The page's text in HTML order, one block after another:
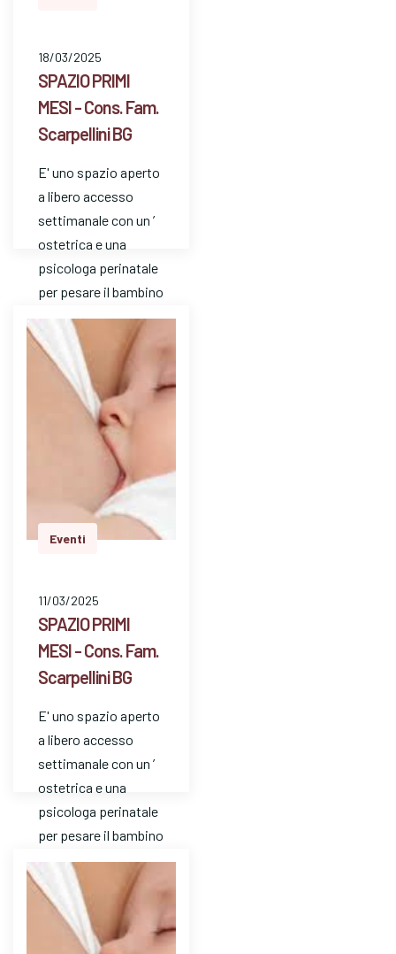
18/03/2025
SPAZIO PRIMI
MESI - Cons. Fam.
Scarpellini BG
E' uno spazio aperto
a libero accesso
settimanale con un ’
ostetrica e una
psicologa perinatale
per pesare il bambino
e avere risposte a
dom…
Eventi
11/03/2025
SPAZIO PRIMI
MESI - Cons. Fam.
Scarpellini BG
E' uno spazio aperto
a libero accesso
settimanale con un ’
ostetrica e una
psicologa perinatale
per pesare il bambino
e avere risposte a
dom…